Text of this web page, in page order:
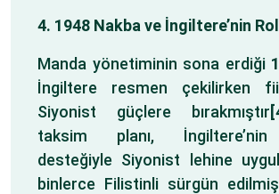
4. 1948 Nakba ve İngiltere’nin
Manda yönetiminin sona erdiği
İngiltere resmen çekilirken
Siyonist güçlere bırakmıştır
taksim planı,
desteğiyle Siyonist lehine
binlerce Filistinli sürgün